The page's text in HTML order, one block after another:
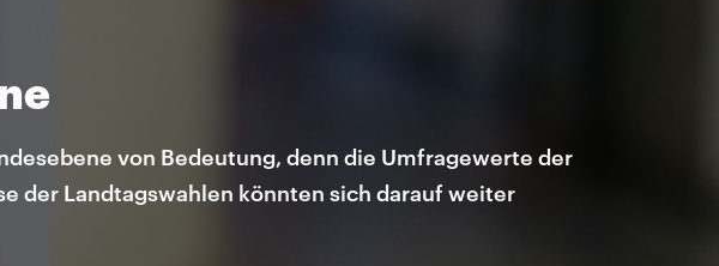
von Bedeutung, denn die Umfragewerte der
der Landtagswahlen könnten sich darauf weiter